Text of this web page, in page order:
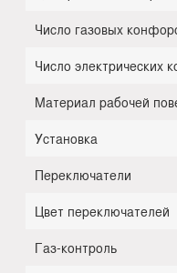
Число газовых
Число электрических
Материал рабочей
Установка
Переключатели
Цвет переключателей
Газ-контроль